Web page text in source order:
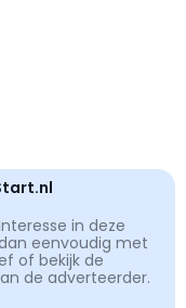
in deze
eenvoudig met
of bekijk de
de adverteerder.